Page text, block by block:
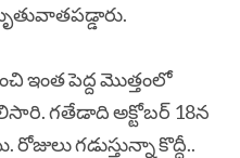
ఇంత పెద్ద మొత్తంలో
గతేడాది అక్టోబర్‌ 18న
గడుస్తున్నా కొద్దీ..